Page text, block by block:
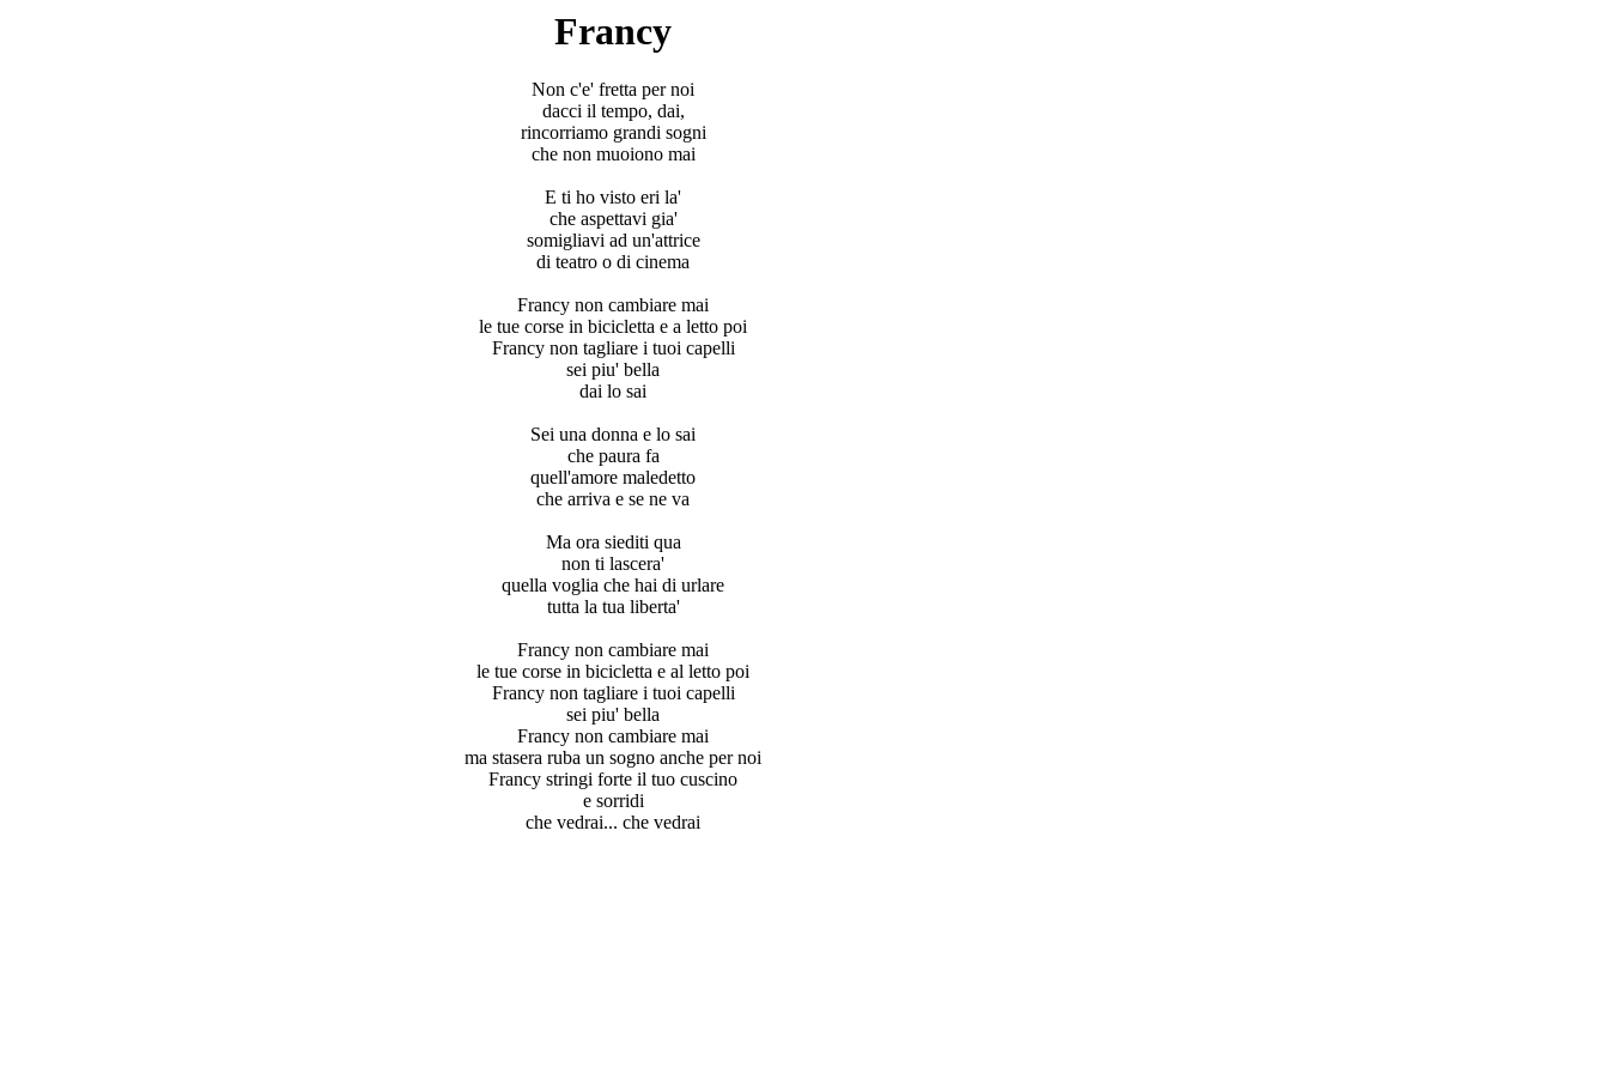
Francy
Non c'e' fretta per noi
dacci il tempo, dai,
rincorriamo grandi sogni
che non muoiono mai
E ti ho visto eri la'
che aspettavi gia'
somigliavi ad un'attrice
di teatro o di cinema
Francy non cambiare mai
le tue corse in bicicletta e a letto poi
Francy non tagliare i tuoi capelli
sei piu' bella
dai lo sai
Sei una donna e lo sai
che paura fa
quell'amore maledetto
che arriva e se ne va
Ma ora siediti qua
non ti lascera'
quella voglia che hai di urlare
tutta la tua liberta'
Francy non cambiare mai
le tue corse in bicicletta e al letto poi
Francy non tagliare i tuoi capelli
sei piu' bella
Francy non cambiare mai
ma stasera ruba un sogno anche per noi
Francy stringi forte il tuo cuscino
e sorridi
che vedrai... che vedrai